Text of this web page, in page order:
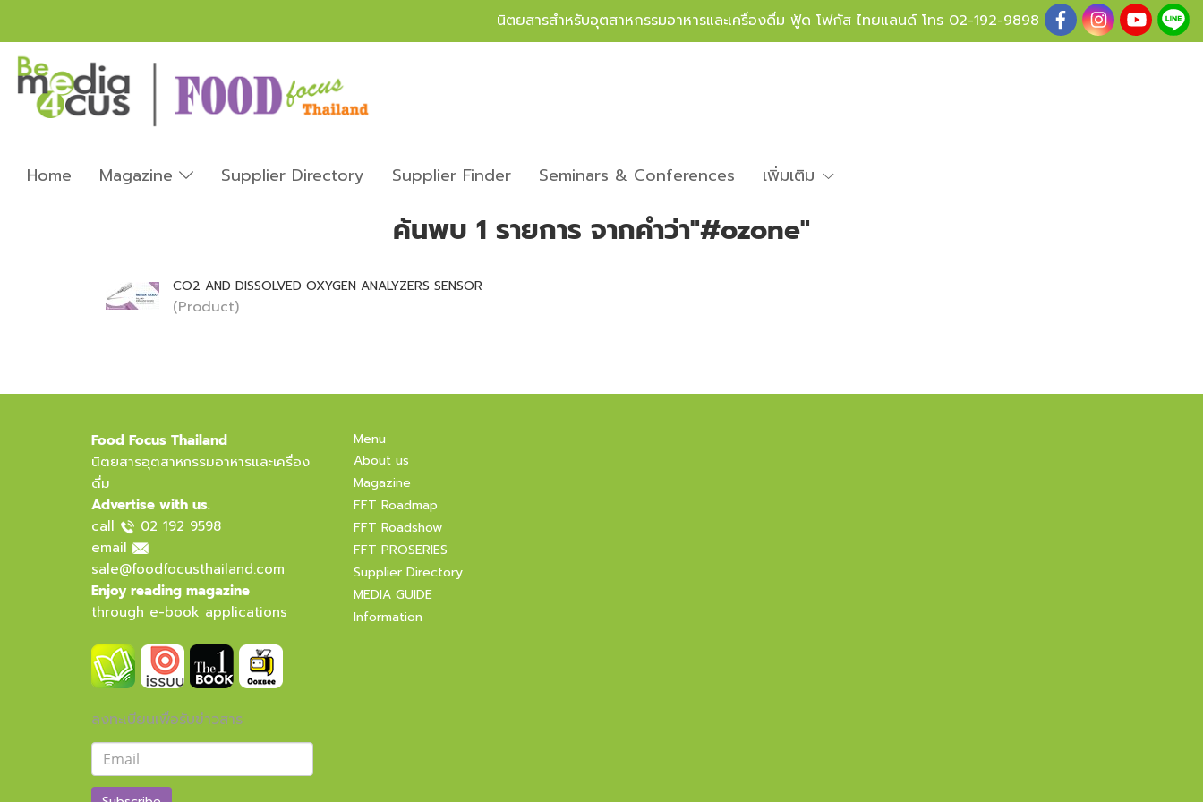
นิตยสารสำหรับอุตสาหกรรมอาหารและเครื่องดื่ม ฟู้ด โฟกัส ไทยแลนด์ โทร 02-192-9898
Home Magazine Supplier Directory Supplier Finder Seminars & Conferences เพิ่มเติม
ค้นพบ 1 รายการ จากคำว่า"#ozone"
CO2 AND DISSOLVED OXYGEN ANALYZERS SENSOR
(Product)
Food Focus Thailand
นิตยสารอุตสาหกรรมอาหารและเครื่อง
ดื่ม
Advertise with us.
call
02 192 9598
email
sale@foodfocusthailand.com
Enjoy reading magazine
through e-book applications
ลงทะเบียนเพื่อรับข่าวสาร
Menu
About us
Magazine
FFT Roadmap
FFT Roadshow
FFT PROSERIES
Supplier Directory
MEDIA GUIDE
Information